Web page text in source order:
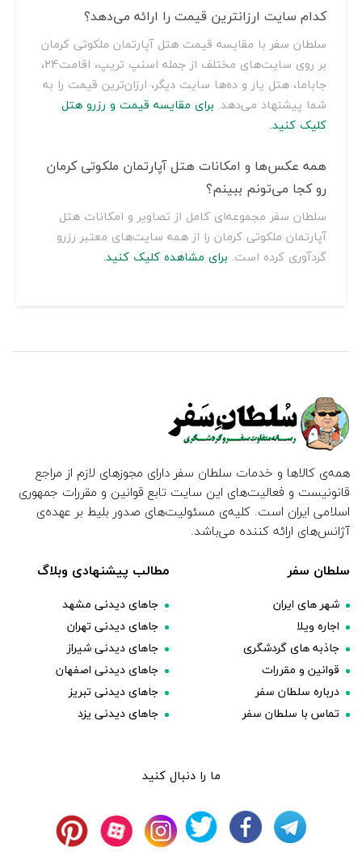
کدام سایت ارزانترین قیمت را ارائه می‌دهد؟
سلطان سفر با مقایسه قیمت هتل آپارتمان ملکوتی کرمان
بر روی سایت‌های مختلف از جمله اسنپ تریپ، اقامت24،
جاباما، هتل یار و ده‌ها سایت دیگر، ارزان‌ترین قیمت را به
شما پیشنهاد می‌دهد. برای مقایسه قیمت و رزرو هتل
کلیک کنید.
همه عکس‌ها و امکانات هتل آپارتمان ملکوتی کرمان
رو کجا می‌تونم ببینم؟
سلطان سفر مجموعه‌ای کامل از تصاویر و امکانات هتل
آپارتمان ملکوتی کرمان را از همه سایت‌های معتبر رزرو
گردآوری کرده است. برای مشاهده کلیک کنید.
همه‌ی کالاها و خدمات سلطان سفر دارای مجوزهای لازم از مراجع
قانونیست و فعالیت‌های این سایت تابع قوانین و مقررات جمهوری
اسلامی ایران است. کلیه‌ی مسئولیت‌های صدور بلیط بر عهده‌ی
آژانس‌های ارائه کننده می‌باشد.
سلطان سفر
شهر های ایران
اجاره ویلا
جاذبه های گردشگری
قوانین و مقررات
درباره سلطان سفر
تماس با سلطان سفر
مطالب پیشنهادی وبلاگ
جاهای دیدنی مشهد
جاهای دیدنی تهران
جاهای دیدنی شیراز
جاهای دیدنی اصفهان
جاهای دیدنی تبریز
جاهای دیدنی یزد
ما را دنبال کنید